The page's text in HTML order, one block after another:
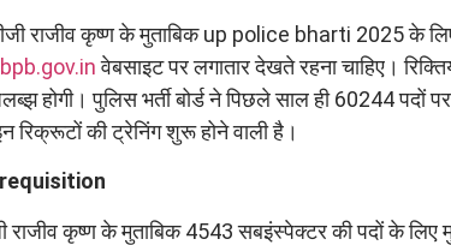
डीजी राजीव कृष्ण के मुताबिक up police bharti 2025 के
वेबसाइट पर लगातार देखते रहना चाहिए।
होगी। पुलिस भर्ती बोर्ड ने पिछले साल ही 60244 पदों पर
की ट्रेनिंग शुरू होने वाली है।
requisition
राजीव कृष्ण के मुताबिक 4543 सबइंस्पेक्टर की पदों के